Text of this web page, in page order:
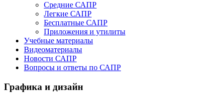
Средние САПР
Легкие САПР
Бесплатные САПР
Приложения и утилиты
Учебные материалы
Видеоматериалы
Новости САПР
Вопросы и ответы по САПР
Графика и дизайн